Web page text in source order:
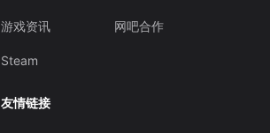
游戏资讯
Steam
网吧合作
友情链接